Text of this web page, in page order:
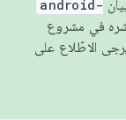
android-
في مشروع